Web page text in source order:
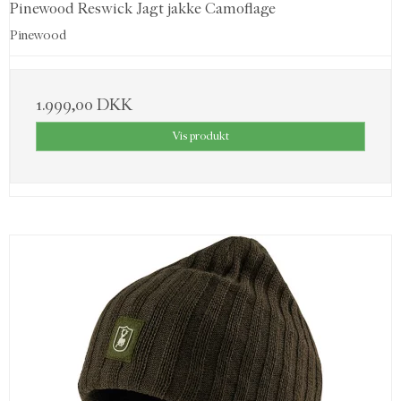
Pinewood Reswick Jagt jakke Camoflage
Pinewood
1.999,00 DKK
Vis produkt